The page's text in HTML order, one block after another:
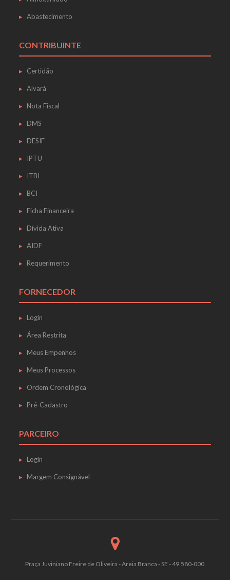
Abastecimento
CONTRIBUINTE
Certidão
Alvará
Nota Fiscal
DMS
DESIF
IPTU
ITBI
BCI
Ficha Financeira
Dívida Ativa
AIDF
Requerimento
FORNECEDOR
Login
Área Restrita
Meus Empenhos
Meus Processos
Ordem Cronológica
Pré-Cadastro
PARCEIRO
Login
Margem Consignável
Praça Juviniano Freire de Oliveira - Areia Branca - SE - 49.580-000